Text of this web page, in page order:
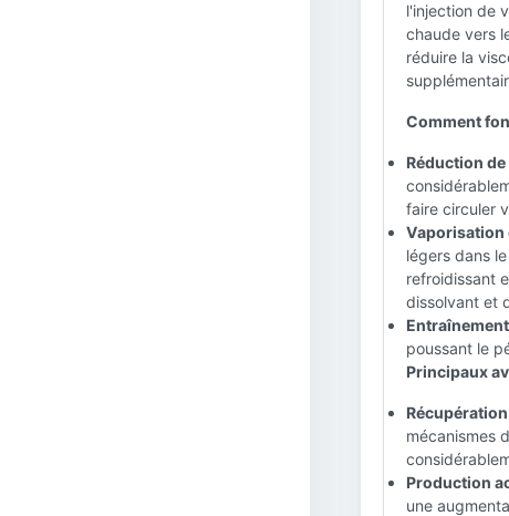
l'injection de
chaude vers
réduire la
Comment
Réduction
faire circuler
Vaporisation
légers dans
refroidissant
dissolvant et
poussant le
Principaux
mécanismes
Production
une